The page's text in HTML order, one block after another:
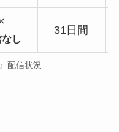
し
31日間
配信状況